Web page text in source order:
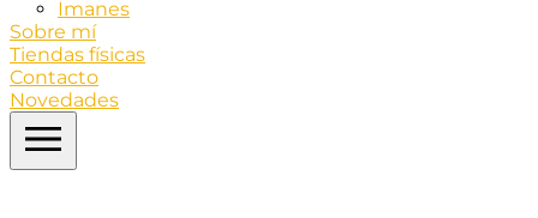
Imanes
Sobre mí
Tiendas físicas
Contacto
Novedades